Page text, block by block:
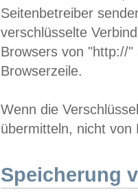
Seitenbetreiber
verschlüsselte
Browsers von "http://
Browserzeile.
Wenn die
übermitteln, nicht von
Speicherung